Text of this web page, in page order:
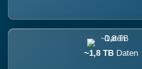
~1,8 TB Daten